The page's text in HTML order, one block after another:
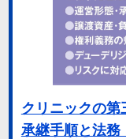
クリニックの第
承継手順と法務